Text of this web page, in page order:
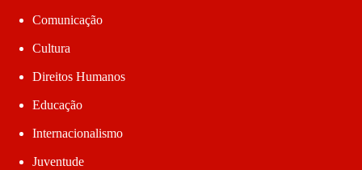
Comunicação
Cultura
Direitos Humanos
Educação
Internacionalismo
Juventude